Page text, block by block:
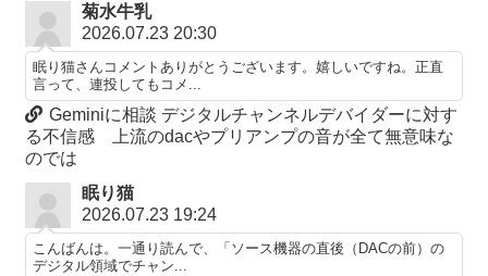
菊水牛乳
2026.07.23 20:30
眠り猫さんコメントありがとうございます。嬉しいですね。正直
言って、連投してもコメ...
Geminiに相談 デジタルチャンネルデバイダーに対す
る不信感 上流のdacやプリアンプの音が全て無意味な
のでは
眠り猫
2026.07.23 19:24
こんばんは。一通り読んで、「ソース機器の直後（DACの前）の
デジタル領域でチャン...